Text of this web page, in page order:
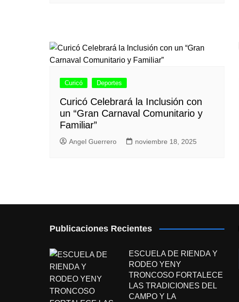
Curicó Deportes
Curicó Celebrará la Inclusión con
un “Gran Carnaval Comunitario y
Familiar”
Angel Guerrero noviembre 18, 2025
Publicaciones Recientes
ESCUELA DE RIENDA Y
RODEO YENY
TRONCOSO FORTALECE
LAS TRADICIONES DEL
CAMPO Y LA